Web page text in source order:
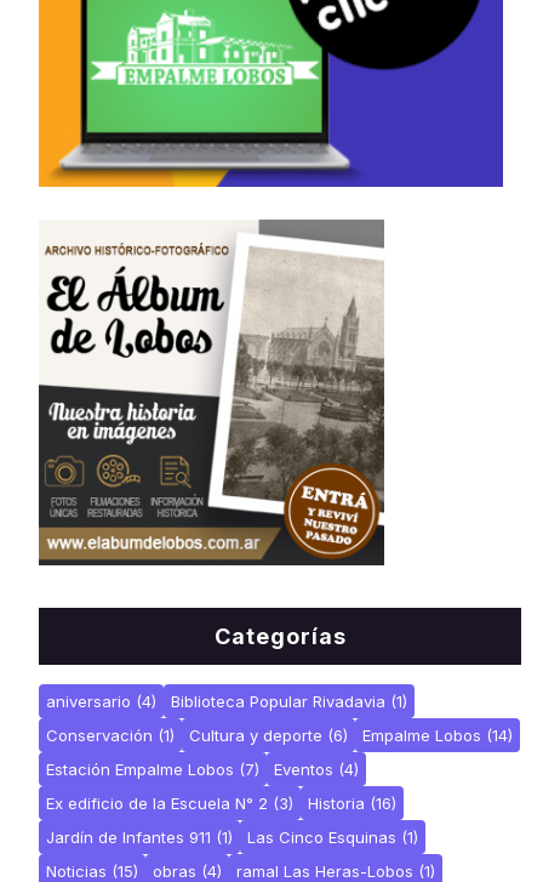
Categorías
aniversario (4) Biblioteca Popular Rivadavia (1)
Conservación (1) Cultura y deporte (6) Empalme Lobos (14)
Estación Empalme Lobos (7) Eventos (4)
Ex edificio de la Escuela N° 2 (3) Historia (16)
Jardín de Infantes 911 (1) Las Cinco Esquinas (1)
Noticias (15) obras (4) ramal Las Heras-Lobos (1)